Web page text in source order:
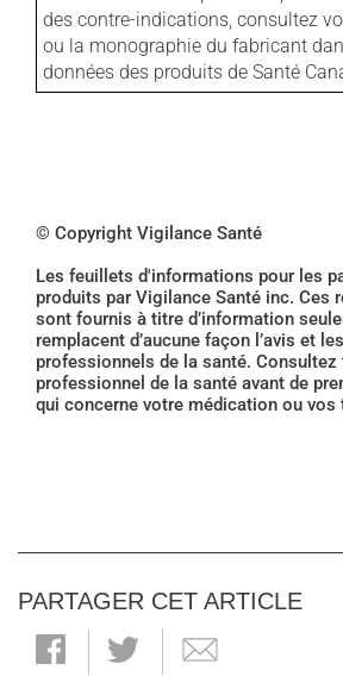
des contre-indications, consultez
ou la monographie du fabricant
données des produits de Santé
© Copyright Vigilance Santé
Les feuillets d'informations pour les
produits par Vigilance Santé inc. Ces
sont fournis à titre d’information
remplacent d’aucune façon l’avis et
professionnels de la santé.
professionnel de la santé avant de
qui concerne votre médication ou vos
PARTAGER CET ARTICLE